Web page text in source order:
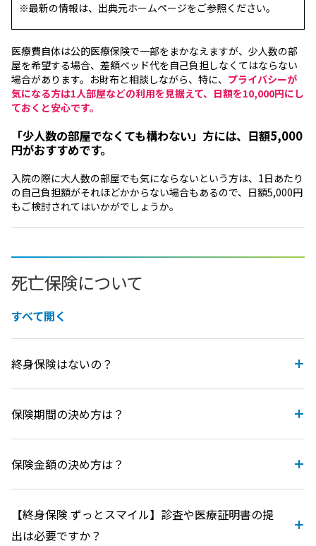
※最新の情報は、出典元ホームページをご参照ください。
医療費自体は公的医療保険で一部をまかなえますが、少人数の部
屋を希望する場合、差額ベッド代を自己負担しなくてはならない
場合があります。お財布と相談しながら、特に、 プライバシーが
気になる方は1人部屋などの利用を見据えて、日額を10,000円にし
ておくと安心です。
「少人数の部屋でなくても構わない」方には、日額5,000
円がおすすめです。
入院の際に大人数の部屋でも気にならないという方は、1日あたり
の自己負担額がそれほどかからない場合もあるので、日額5,000円
もご検討されてはいかがでしょうか。
死亡保険について
すべて開く
終身保険はないの？
保険期間の決め方は？
保険金額の決め方は？
【終身保険 ずっとスマイル】診査や医療証明書の提
出は必要ですか？